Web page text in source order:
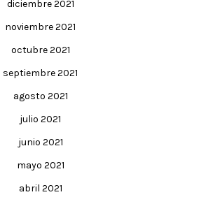
diciembre 2021
noviembre 2021
octubre 2021
septiembre 2021
agosto 2021
julio 2021
junio 2021
mayo 2021
abril 2021